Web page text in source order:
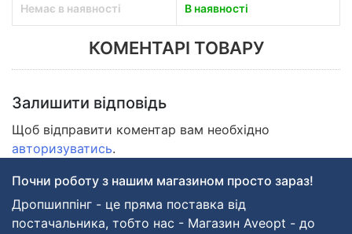
Немає в наявності В наявності
КОМЕНТАРІ ТОВАРУ
Залишити відповідь
Щоб відправити коментар вам необхідно
авторизуватись.
Почни роботу з нашим магазином просто зараз!
Дропшиппінг - це пряма поставка від
постачальника, тобто нас - Магазин Aveopt - до